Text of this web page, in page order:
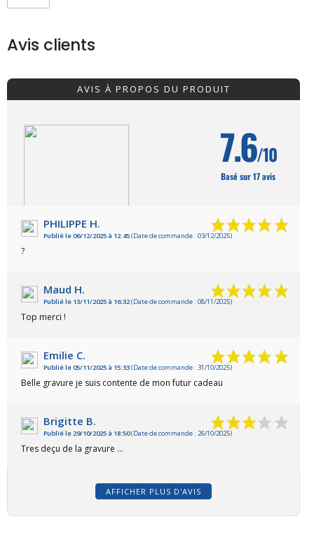
Avis clients
AVIS À PROPOS DU PRODUIT
7.6/10
Basé sur 17 avis
PHILIPPE H.
Publié le 06/12/2025 à 12:45(Date de commande : 03/12/2025)
?
Maud H.
Publié le 13/11/2025 à 16:32(Date de commande : 08/11/2025)
Top merci !
Emilie C.
Publié le 05/11/2025 à 15:33(Date de commande : 31/10/2025)
Belle gravure je suis contente de mon futur cadeau
Brigitte B.
Publié le 29/10/2025 à 18:50(Date de commande : 26/10/2025)
Tres deçu de la gravure ...
AFFICHER PLUS D'AVIS